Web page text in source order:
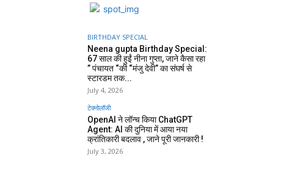
BIRTHDAY SPECIAL
Neena gupta Birthday Special:
67 साल की हुईं नीना गुप्ता, जाने कैसा रहा
” पंचायत “की “मंजु देवी” का संघर्ष से
स्टारडम तक...
July 4, 2026
टेक्नोलॉजी
OpenAI ने लॉन्च किया ChatGPT
Agent: AI की दुनिया में आया नया
क्रांतिकारी बदलाव , जाने पूरी जानकारी !
July 3, 2026